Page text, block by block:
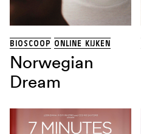
TRAGIKOMEDIE
Land
Regisseur
Sorteren
BIOSCOOP ONLINE KIJKEN
Norwegian
Dream